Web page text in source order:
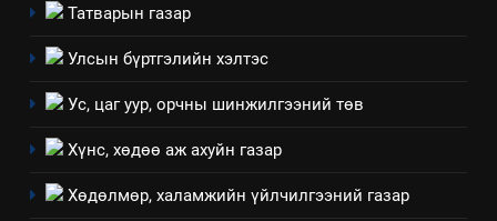
Татварын газар
Улсын бүртгэлийн хэлтэс
Ус, цаг уур, орчны шинжилгээний төв
Хүнс, хөдөө аж ахуйн газар
Хөдөлмөр, халамжийн үйлчилгээний газар
үзүүлэх буюу үзүүлж байгаа
мэдээлэл
1
долоо хоног-2025
НЭЭЛТТЭЙ ЗАСГИЙН ТҮНШЛЭЛ
2